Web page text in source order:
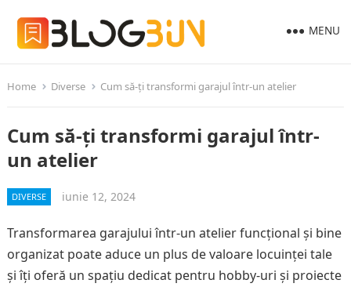
MENU
Home Diverse Cum să-ți transformi garajul într-un atelier
Cum să-ți transformi garajul într-
un atelier
DIVERSE iunie 12, 2024
Transformarea garajului într-un atelier funcțional și bine
organizat poate aduce un plus de valoare locuinței tale
și îți oferă un spațiu dedicat pentru hobby-uri și proiecte